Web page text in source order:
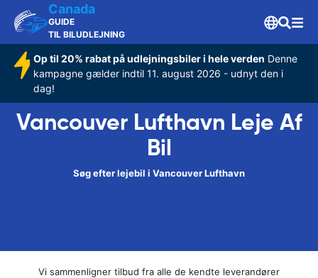
Canada
GUIDE
TIL BILUDLEJNING
Op til 20% rabat på udlejningsbiler i hele verden Denne
kampagne gælder indtil 11. august 2026 - udnyt den i
dag!
Vancouver Lufthavn Leje Af
Bil
Søg efter lejebil i Vancouver Lufthavn
Vi sammenligner tilbud fra alle de kendte leverandører